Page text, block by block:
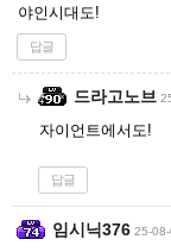
야인시대도!
답글
드라고노브
자이언트에서도!
답글
임시닉376 25-